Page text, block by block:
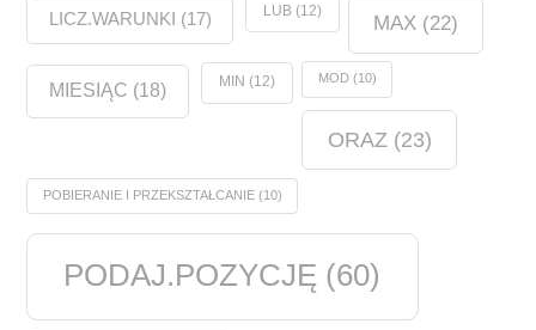
LICZ.WARUNKI (17) LUB(12)
MAX(22)
MIESIĄC (18) MIN (12) MOD(10)
ORAZ (23)
POBIERANIE I PRZEKSZTAŁCANIE(10)
PODAJ.POZYCJĘ (60)